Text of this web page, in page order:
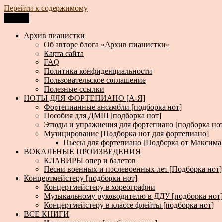
Перейти к содержимому
Архив пианистки
Всё для пианистов: ноты, книги, музыка, статьи…
Архив пианистки
Об авторе блога «Архив пианистки»
Карта сайта
FAQ
Политика конфиденциальности
Пользовательское соглашение
Полезные ссылки
НОТЫ ДЛЯ ФОРТЕПИАНО [А-Я]
Фортепианные ансамбли [подборка нот]
Пособия для ДМШ [подборка нот]
Этюды и упражнения для фортепиано [подборка
Музицирование [Подборка нот для фортепиано]
Пьесы для фортепиано [Подборка от
ВОКАЛЬНЫЕ ПРОИЗВЕДЕНИЯ
КЛАВИРЫ опер и балетов
Песни военных и послевоенных лет [Подборка нот]
Концертмейстеру [подборки нот]
Концертмейстеру в хореографии
Музыкальному руководителю в ДДУ [подборка нот]
Концертмейстеру в классе флейты [подборка нот]
ВСЕ КНИГИ